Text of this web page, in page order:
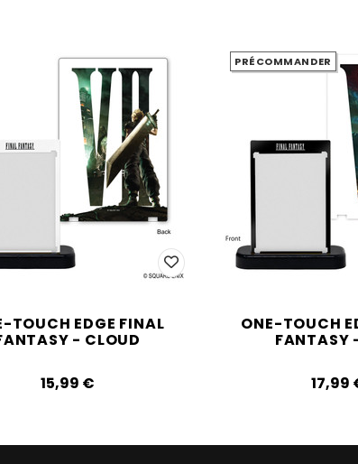
TOUCH EDGE FINAL
- CLOUD
15,99‎ ‎€
PRÉCOMMANDER
ONE-TOUCH
FANTASY
17,99‎